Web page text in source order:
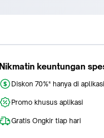
Nikmatin keuntungan
Diskon 70%* hanya di aplikasi
Promo khusus aplikasi
Gratis Ongkir tiap hari